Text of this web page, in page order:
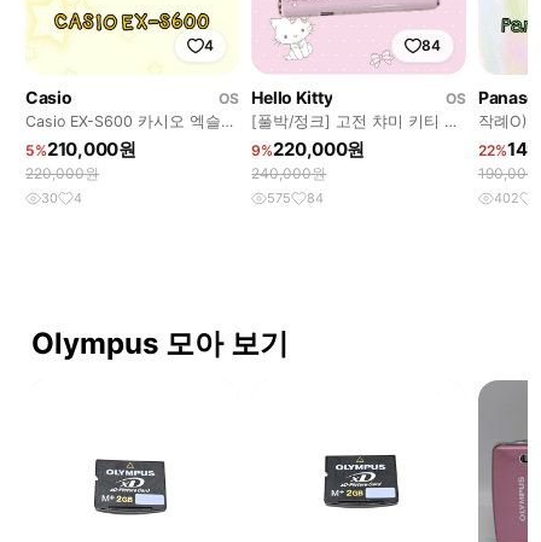
4
Casio
OS
Casio EX-S600 카시오 엑슬림
디카 exilim
5%210,000원
220,000원
30 4
84
Hello Kitty
OS
[풀박/정크] 고전 챠미 키티 카
메라 디카
9%220,000원
240,000원
575 84
작례O)
DMC-
22%
190,000
402
Olympus 모아 보기